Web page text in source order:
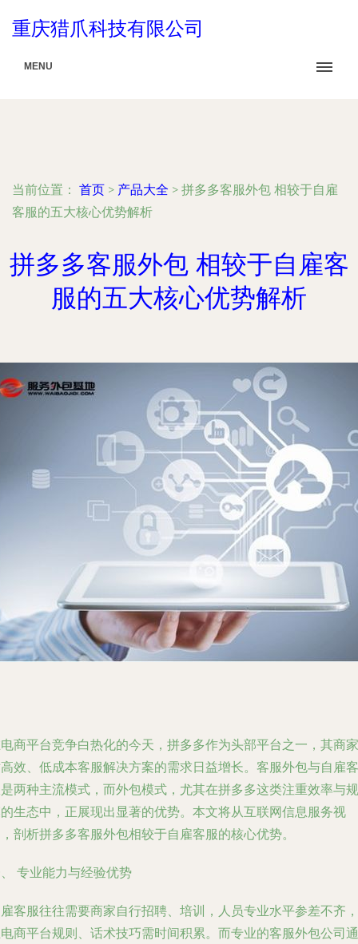
重庆猎爪科技有限公司
MENU
当前位置： 首页 > 产品大全 > 拼多多客服外包 相较于自雇
客服的五大核心优势解析
拼多多客服外包 相较于自雇客
服的五大核心优势解析
商平台竞争白热化的今天，拼多多作为头部平台之一，其商家
效、低成本客服解决方案的需求日益增长。客服外包与自雇客
两种主流模式，而外包模式，尤其在拼多多这类注重效率与规
生态中，正展现出显著的优势。本文将从互联网信息服务视
剖析拼多多客服外包相较于自雇客服的核心优势。
专业能力与经验优势
客服往往需要商家自行招聘、培训，人员专业水平参差不齐，
商平台规则、话术技巧需时间积累。而专业的客服外包公司通